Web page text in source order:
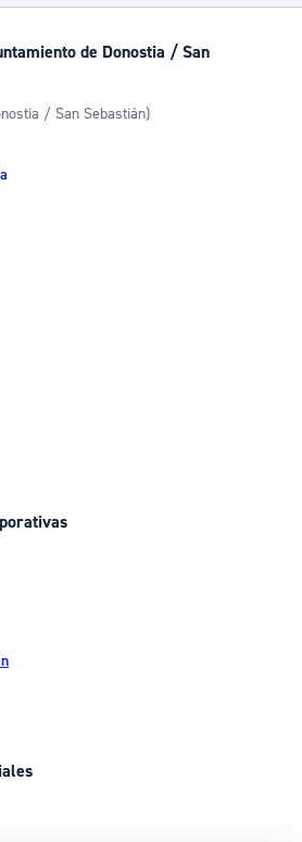
de Donostia / San
/ San Sebastián)